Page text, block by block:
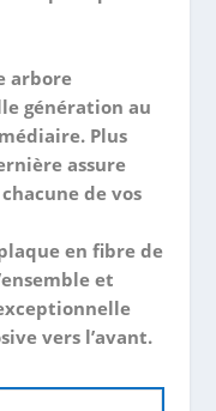
arbore
génération au
. Plus
assure
de vos
en fibre de
et
vers l’avant.